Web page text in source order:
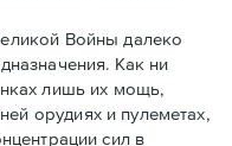
Войны далеко
Как ни
лишь их мощь,
орудиях и пулеметах,
сил в